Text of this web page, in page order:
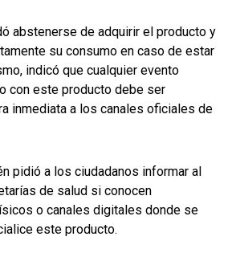
abstenerse de adquirir el producto y
su consumo en caso de estar
indicó que cualquier evento
con este producto debe ser
inmediata a los canales oficiales de
pidió a los ciudadanos informar al
de salud si conocen
o canales digitales donde se
este producto.